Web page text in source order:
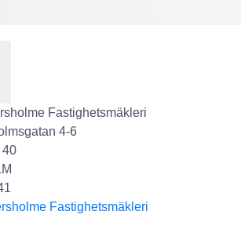
Fastighetsmäkleri
4-6
40
Fastighetsmäkleri